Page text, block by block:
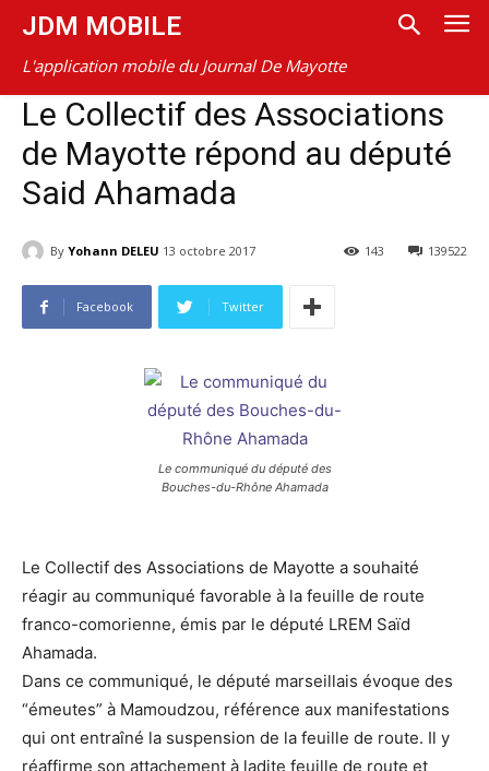
JDM MOBILE
L'application mobile du Journal De Mayotte
Le Collectif des Associations
de Mayotte répond au député
Said Ahamada
By Yohann DELEU 13 octobre 2017 139522
143
Facebook Twitter
Le communiqué du député des
Bouches-du-Rhône Ahamada
Le Collectif des Associations de Mayotte a souhaité
réagir au communiqué favorable à la feuille de route
franco-comorienne, émis par le député LREM Saïd
Ahamada.
Dans ce communiqué, le député marseillais évoque des
“émeutes” à Mamoudzou, référence aux manifestations
qui ont entraîné la suspension de la feuille de route. Il y
réaffirme son attachement à ladite feuille de route et